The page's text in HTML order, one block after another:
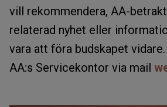
vill rekommendera, AA-
relaterad nyhet eller
vara att föra budskapet
AA:s Servicekontor via mail